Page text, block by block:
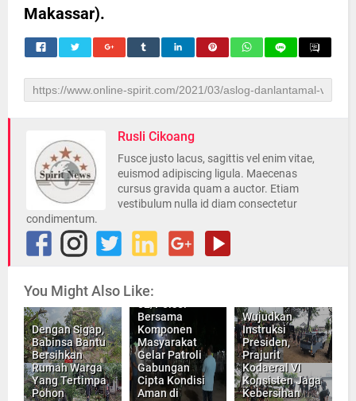
Makassar).
Rusli Cikoang
Fusce justo lacus, sagittis vel enim vitae,
euismod adipiscing ligula. Maecenas
cursus gravida quam a auctor. Etiam
vestibulum nulla id diam consectetur
condimentum.
You Might Also Like:
Dengan Sigap,
Babinsa Bantu
Bersihkan
Rumah Warga
Yang Tertimpa
Pohon
Koramil 1426-
Bersama
Komponen
Masyarakat
Gelar Patroli
Gabungan
Cipta Kondisi
Aman di
Wujudkan
Instruksi
Presiden,
Prajurit
Kodaeral VI
Konsisten Jaga
Kebersihan